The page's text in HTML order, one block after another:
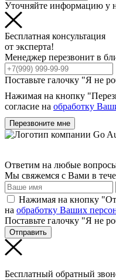
Уточняйте информацию у
Бесплатная консультация
от эксперта!
Менеджер перезвонит в
Поставьте галочку "Я не
Нажимая на кнопку
согласие на обработку
Перезвоните мне
Ответим на любые
Мы свяжемся с Вами в
Нажимая на кнопку
на обработку Ваших
Поставьте галочку "Я не
Отправить
Бесплатный обратный